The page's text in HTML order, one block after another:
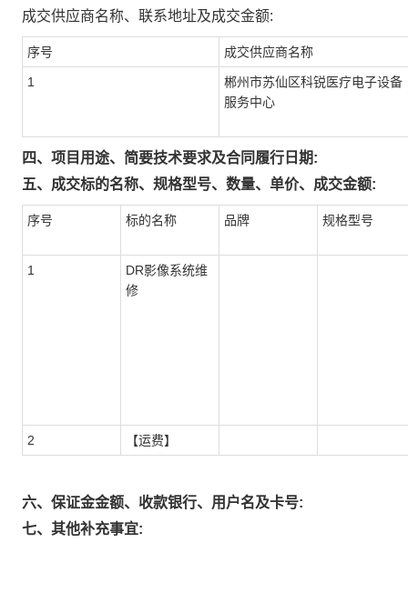
成交供应商名称、联系地址及成交金额:
序号 成交供应商名称
1
郴州市苏仙区科锐医疗电子设备
服务中心
四、项目用途、简要技术要求及合同履行日期:
五、成交标的名称、规格型号、数量、单价、成交金额:
序号 标的名称 品牌 规格型号
1
DR影像系统维
修
2 【运费】
六、保证金金额、收款银行、用户名及卡号:
七、其他补充事宜: